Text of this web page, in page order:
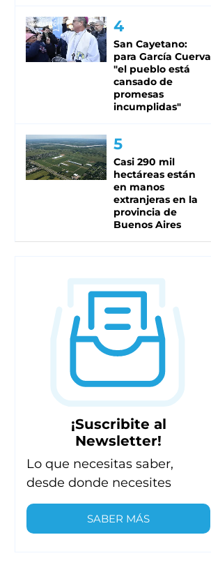
San Cayetano:
para García Cuerva
"el pueblo está
cansado de
promesas
incumplidas"
Casi 290 mil
hectáreas están
en manos
extranjeras en la
provincia de
Buenos Aires
¡Suscribite al
Newsletter!
Lo que necesitas saber,
desde donde necesites
SABER MÁS